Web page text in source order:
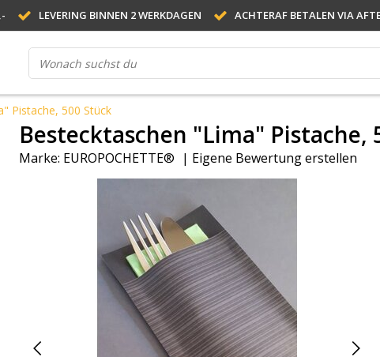
LEVERING BINNEN 2 WERKDAGEN ACHTERAF BETALEN VIA
Pistache, 500 Stück
Bestecktaschen "Lima" Pistache,
Marke: EUROPOCHETTE® | Eigene Bewertung erstellen